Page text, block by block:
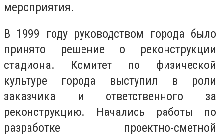
мероприятия.
В 1999 году руководством города было
принято решение о реконструкции
стадиона. Комитет по физической
культуре города выступил в роли
заказчика и ответственного за
реконструкцию. Начались работы по
разработке проектно-сметной